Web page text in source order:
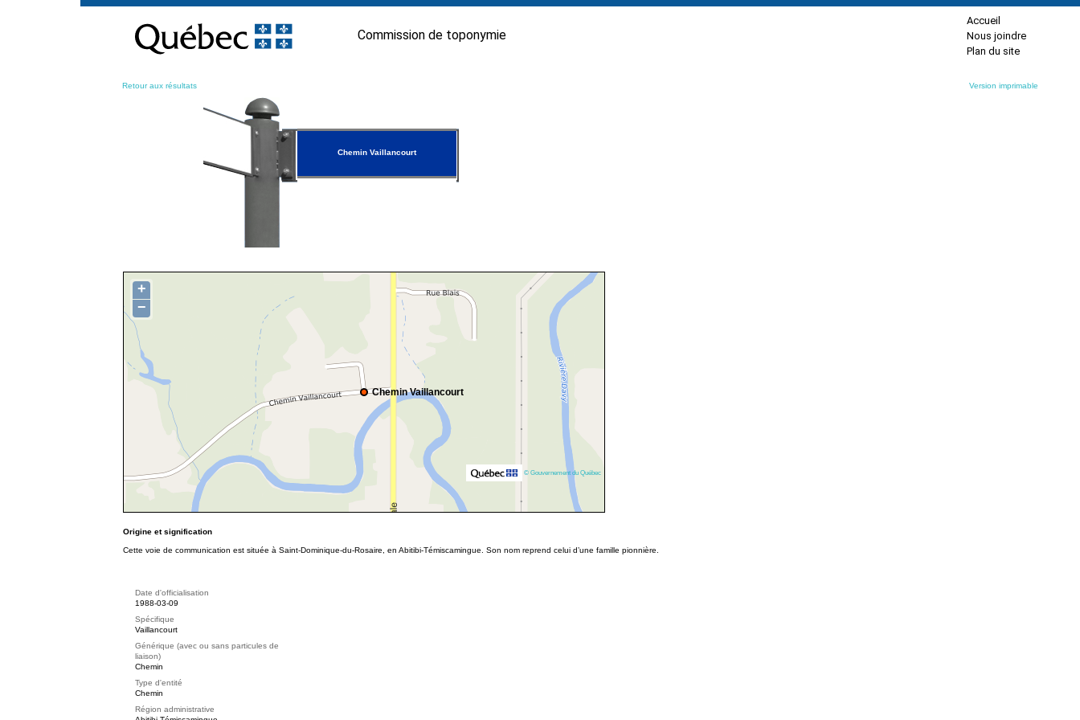
contenu
Commission de toponymie
Accueil
Nous joindre
Plan du site
Retour aux résultats Version imprimable
Chemin Vaillancourt
Chemin Vaillancourt
+
−
© Gouvernement du Québec
Origine et signification
Cette voie de communication est située à Saint-Dominique-du-Rosaire, en Abitibi-Témiscamingue. Son nom reprend celui d’une famille pionnière.
Date d'officialisation
1988-03-09
Spécifique
Vaillancourt
Générique (avec ou sans particules de
liaison)
Chemin
Type d'entité
Chemin
Région administrative